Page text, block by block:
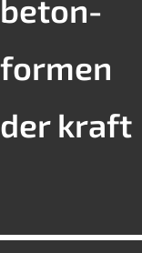
beton-
formen
der kraft